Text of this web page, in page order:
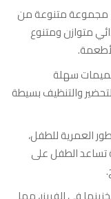
مجموعة متنوعة من
متوازن ومتنوع
سهلة
والتنظيف بسيطة
العمرية للطفل،
الطفل على